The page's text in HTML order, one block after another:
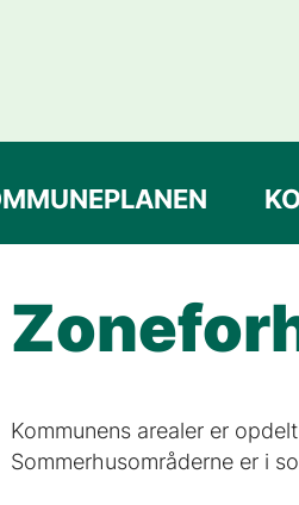
Kommunens arealer er
Sommerhusområderne er i